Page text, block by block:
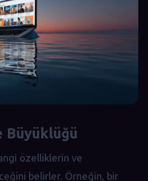
Büyüklüğü
özelliklerin ve
belirler. Örneğin, bir